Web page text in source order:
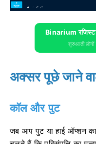
Binarium
शुरुआती
अक्सर पूछे जाने
कॉल और पुट
जब आप पुट या हाई ऑप्शन